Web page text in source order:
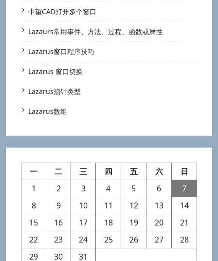
中望CAD打开多个窗口
Lazaurs常用事件、方法、过程、函数或属性
Lazarus窗口程序技巧
Lazarus 窗口切换
Lazarus指针类型
Lazarus数组
一 二 三 四 五 六
日
1
2 3 4 5 6
7
8
9 10 11 12 13
14
15
16 17 18 19 20
21
22
23 24 25 26 27
28
29
30 31